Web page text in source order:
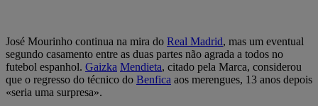
José Mourinho continua na mira do Real Madrid, mas um eventual
segundo casamento entre as duas partes não agrada a todos no
futebol espanhol. Gaizka Mendieta, citado pela Marca, considerou
que o regresso do técnico do Benfica aos merengues, 13 anos depois
«seria uma surpresa».